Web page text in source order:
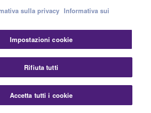
rendendolo uno strumento
sound in luoghi di culto, stadi, sale e
il feedback può rappresentare un
il Portico II Master Buss Processor
e della limitazione tradizionali a 2
di musica EDM ricca di bassi al
sulla privacy Informativa sui
Impostazioni cookie
Rifiuta tutti
Accetta tutti i cookie